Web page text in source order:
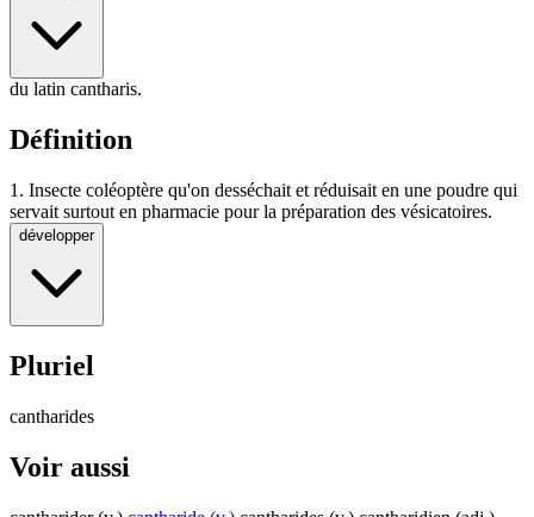
du latin cantharis.
Définition
1. Insecte coléoptère qu'on desséchait et réduisait en une poudre qui
servait surtout en pharmacie pour la préparation des vésicatoires.
développer
Pluriel
cantharides
Voir aussi